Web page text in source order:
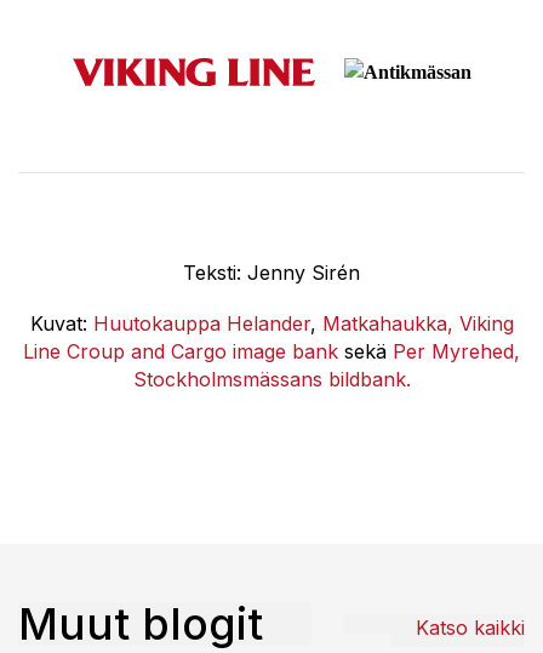
Teksti: Jenny Sirén
Kuvat: Huutokauppa Helander, Matkahaukka, Viking
Line Croup and Cargo image bank sekä Per Myrehed,
Stockholmsmässans bildbank.
Muut blogit Katso kaikki